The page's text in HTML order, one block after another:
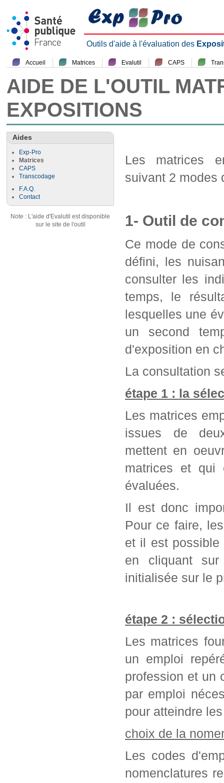
Outils d'aide à l'évaluation des
Accueil Matrices Evalutil CAPS
AIDE DE L'OUTIL
EXPOSITIONS
Aides
Exp-Pro
Matrices
CAPS
Transcodage
F.A.Q.
Contact
Note : L'aide d'Evalutil est disponible
sur le site de l'outil
Les matrices
suivant 2 modes
1- Outil de
Ce mode de
défini, les
consulter les
temps, le
lesquelles une
un second
d'exposition en
La consultation
étape 1 : la
Les matrices
issues de
mettent en
matrices et qui
évaluées.
Il est donc
Pour ce faire,
et il est possible
en cliquant
initialisée sur le
étape 2 :
Les matrices
un emploi
profession et un
par emploi
pour atteindre
choix de la
Les codes
nomenclatures